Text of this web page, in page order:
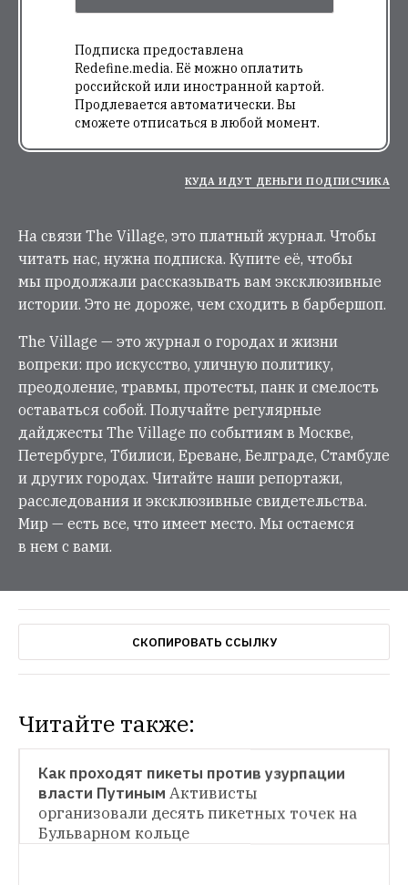
Подписка предоставлена
Redefine.media. Её можно оплатить
российской или иностранной картой.
Продлевается автоматически. Вы
сможете отписаться в любой момент.
КУДА ИДУТ ДЕНЬГИ ПОДПИСЧИКА
На связи The Village, это платный журнал. Чтобы
читать нас, нужна подписка. Купите её, чтобы
мы продолжали рассказывать вам эксклюзивные
истории. Это не дороже, чем сходить в барбершоп.
The Village — это журнал о городах и жизни
вопреки: про искусство, уличную политику,
преодоление, травмы, протесты, панк и смелость
оставаться собой. Получайте регулярные
дайджесты The Village по событиям в Москве,
Петербурге, Тбилиси, Ереване, Белграде, Стамбуле
и других городах. Читайте наши репортажи,
расследования и эксклюзивные свидетельства.
Мир — есть все, что имеет место. Мы остаемся
в нем с вами.
СКОПИРОВАТЬ ССЫЛКУ
Читайте также:
НОВОСТИ
Как применение спецсредств МВД и
НОВОСТИ
Как проходят пикеты против узурпации
власти Путиным Активисты
организовали десять пикетных точек на
Бульварном кольце